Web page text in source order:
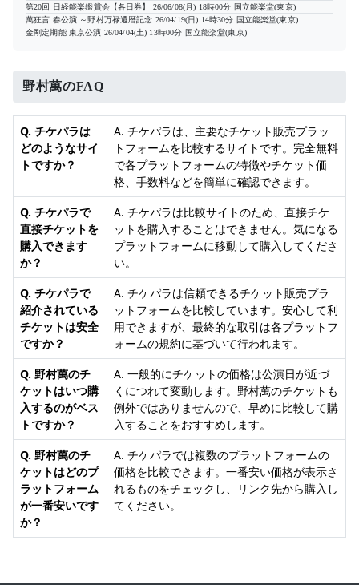
第20回 日経能楽鑑賞会【各日券】
26/06/08(月) 18時00分 国立能楽堂(東京)
萬狂言 春公演 ～野村万禄還暦記念 26/04/19(日) 14時30分 国立能楽堂(東京)
金剛定期能 東京公演 26/04/04(土) 13時00分 国立能楽堂(東京)
野村萬のFAQ
Q. チケパラは
どのようなサイ
トですか？
A. チケパラは、主要なチケット販売プラッ
トフォームを比較するサイトです。完全無料
で各プラットフォームの特徴やチケット価
格、手数料などを簡単に確認できます。
Q. チケパラで
直接チケットを
購入できます
か？
A. チケパラは比較サイトのため、直接チケ
ットを購入することはできません。気になる
プラットフォームに移動して購入してくださ
い。
Q. チケパラで
紹介されている
チケットは安全
ですか？
A. チケパラは信頼できるチケット販売プラ
ットフォームを比較しています。安心して利
用できますが、最終的な取引は各プラットフ
ォームの規約に基づいて行われます。
Q. 野村萬のチ
ケットはいつ購
入するのがベス
トですか？
A. 一般的にチケットの価格は公演日が近づ
くにつれて変動します。野村萬のチケットも
例外ではありませんので、早めに比較して購
入することをおすすめします。
Q. 野村萬のチ
ケットはどのプ
ラットフォーム
が一番安いです
か？
A. チケパラでは複数のプラットフォームの
価格を比較できます。一番安い価格が表示さ
れるものをチェックし、リンク先から購入し
てください。